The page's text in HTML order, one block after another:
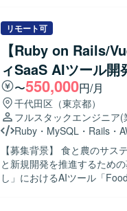
産性向上のための開発など
るプロダクトのため、既存
開発に参画していただきま
ロジェクトにおける要件定
担当いただきます。 また、
いて、自ら根拠を持って意思
める人物像】 プロダクトや
る方を求めております。複
る環境のため、コラボレー
がら課題解決に取り組める
も、業務の背景や全体像を
な機能理解にとどまらず、
リモート可
【Ruby on Rails/
ィSaaS AIツール
〜550,000円/月
千代田区（東京都）
フルスタックエンジニア(
Ruby ・ MySQL ・ Rails ・
【募集背景】 食と農のサ
と新規開発を推進するための募集です。 【作業内容】 環境負荷可
し」におけるAIツール「